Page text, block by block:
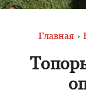
Главная ›